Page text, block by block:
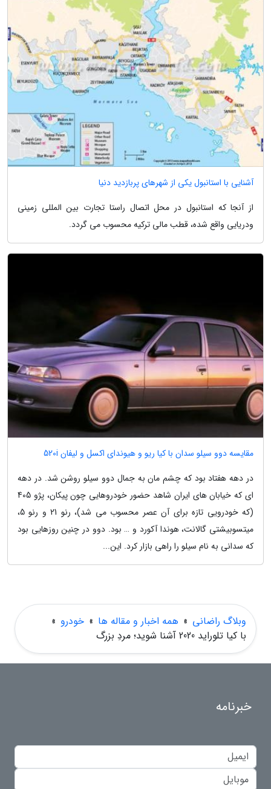
آشنایی با استانبول یکی از شهرهای پربازدید دنیا
از آنجا که استانبول در محل اتصال راستا تجارت بین المللی زمینی
ودریایی واقع شده، قطب مالی ترکیه محسوب می گردد.
مقایسه دوو سیلو سدان با کیا ریو و هیوندای اکسل و لیفان 520i
در دهه هفتاد بود که چشم مان به جمال دوو سیلو روشن شد. در دهه
ای که خیابان های ایران شاهد حضور خودروهایی چون پیکان، پژو 405
(که خودرویی تازه برای آن عصر محسوب می شد)، رنو 21 و رنو 5،
میتسوبیشتی گالانت، هوندا آکورد و … بود. دوو در چنین روزهایی بود
که سدانی به نام سیلو را راهی بازار کرد. این...
وبلاگ راضانی » همه اخبار و مقاله ها » خودرو »
با کیا تلوراید 2020 آشنا شوید؛ مردِ بزرگ
خبرنامه